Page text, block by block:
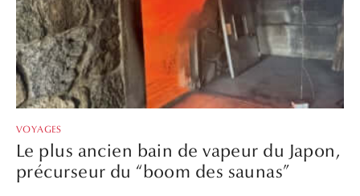
VOYAGES
Le plus ancien bain de vapeur du Japon,
précurseur du “boom des saunas”